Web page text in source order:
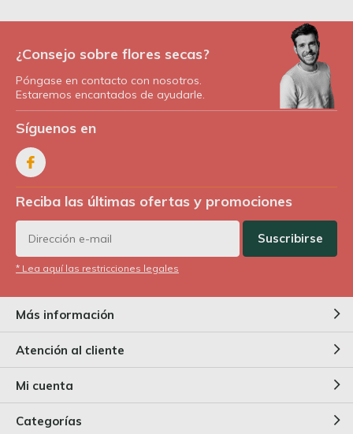
¿Consejo sobre flores secas?
Póngase en contacto con nosotros.
Estaremos encantados de ayudarle.
Síguenos en
Reciba las últimas ofertas y promociones
Suscribirse
* Lea aquí las restricciones legales
Más información
Atención al cliente
Mi cuenta
Categorías